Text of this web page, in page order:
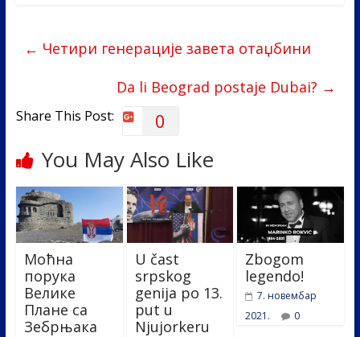
o
k
dI
n
← Четири генерације завета отаџбини
Da li Beograd postaje Dubai? →
Share This Post: 0
You May Also Like
Моћна
порука
Велике
Плане са
Зебрњака
U čast
srpskog
genija po 13.
put u
Njujorkeru
Zbogom
legendo!
7. новембар
2021.
0